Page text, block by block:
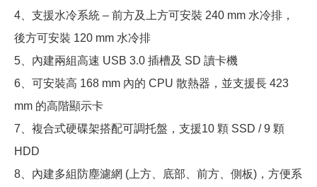
4、支援水冷系統 – 前方及上方可安裝 240 mm 水冷排，
後方可安裝 120 mm 水冷排
5、內建兩組高速 USB 3.0 插槽及 SD 讀卡機
6、可安裝高 168 mm 內的 CPU 散熱器，並支援長 423
mm 的高階顯示卡
7、複合式硬碟架搭配可調托盤，支援10 顆 SSD / 9 顆
HDD
8、內建多組防塵濾網 (上方、底部、前方、側板)，方便系